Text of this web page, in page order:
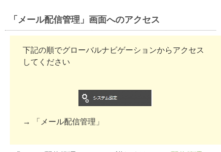
「メール配信管理」画面へのアクセス
下記の順でグローバルナビゲーションからアクセス
してください
→ 「メール配信管理」